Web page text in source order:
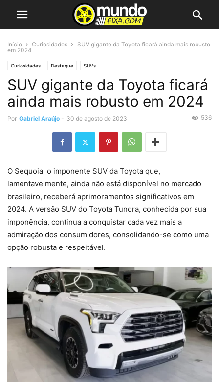
Início Curiosidades
SUV gigante da Toyota ficará ainda mais robusto
em 2024
Curiosidades Destaque SUVs
SUV gigante da Toyota ficará
ainda mais robusto em 2024
Por Gabriel Araújo - 30 de agosto de 2023 536
O Sequoia, o imponente SUV da Toyota que,
lamentavelmente, ainda não está disponível no mercado
brasileiro, receberá aprimoramentos significativos em
2024. A versão SUV do Toyota Tundra, conhecida por sua
imponência, continua a conquistar cada vez mais a
admiração dos consumidores, consolidando-se como uma
opção robusta e respeitável.